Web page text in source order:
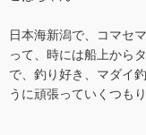
日本海新潟で、コマセ
って、時には船上から
で、釣り好き、マダイ
うに頑張っていくつもり